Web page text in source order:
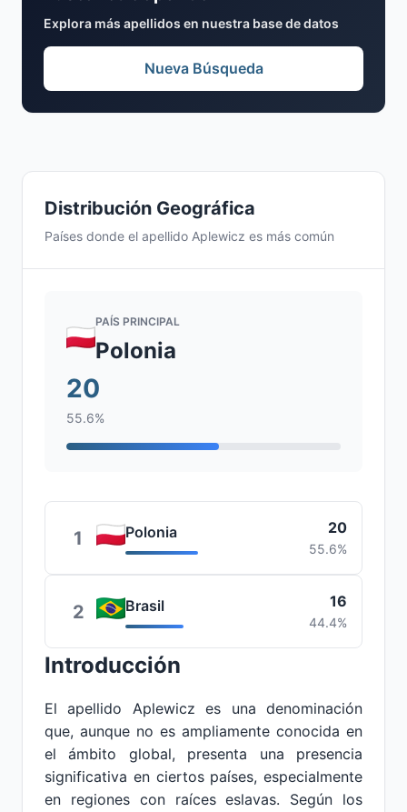
Distribución Geográfica
Países donde el apellido Aplewicz es más común
PAÍS PRINCIPAL
Polonia
20
55.6%
1 Polonia 20
55.6%
2 Brasil 16
44.4%
Introducción
El apellido Aplewicz es una denominación
que, aunque no es ampliamente conocida en
el ámbito global, presenta una presencia
significativa en ciertos países, especialmente
en regiones con raíces eslavas. Según los
Explora más apellidos en nuestra base de datos
Nueva Búsqueda